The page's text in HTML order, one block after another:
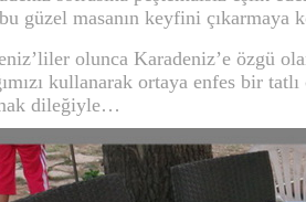
güzel masanın keyfini çıkarmaya
olunca Karadeniz’e özgü
kullanarak ortaya enfes bir
dileğiyle…